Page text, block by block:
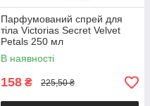
Парфумований спрей для
тіла Victorias Secret Velvet
Petals 250 мл
В наявності
158 ₴ 225,50 ₴